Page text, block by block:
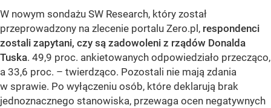
W nowym sondażu SW Research, który został
przeprowadzony na zlecenie portalu Zero.pl, respondenci
zostali zapytani, czy są zadowoleni z rządów Donalda
Tuska. 49,9 proc. ankietowanych odpowiedziało przecząco,
a 33,6 proc. – twierdząco. Pozostali nie mają zdania
w sprawie. Po wyłączeniu osób, które deklarują brak
jednoznacznego stanowiska, przewaga ocen negatywnych